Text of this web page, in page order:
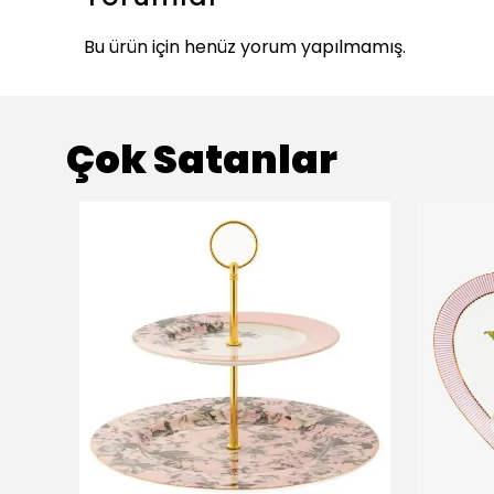
Bu ürün için henüz yorum yapılmamış.
Çok Satanlar